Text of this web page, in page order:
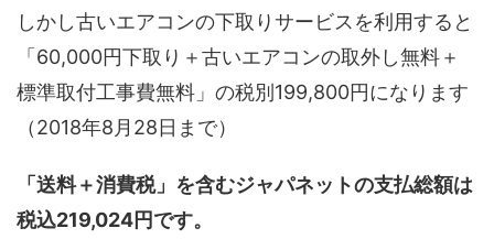
しかし古いエアコンの下取りサービスを利用すると
「60,000円下取り＋古いエアコンの取外し無料＋
標準取付工事費無料」の税別199,800円になります
（2018年8月28日まで）
「送料＋消費税」を含むジャパネットの支払総額は
税込219,024円です。